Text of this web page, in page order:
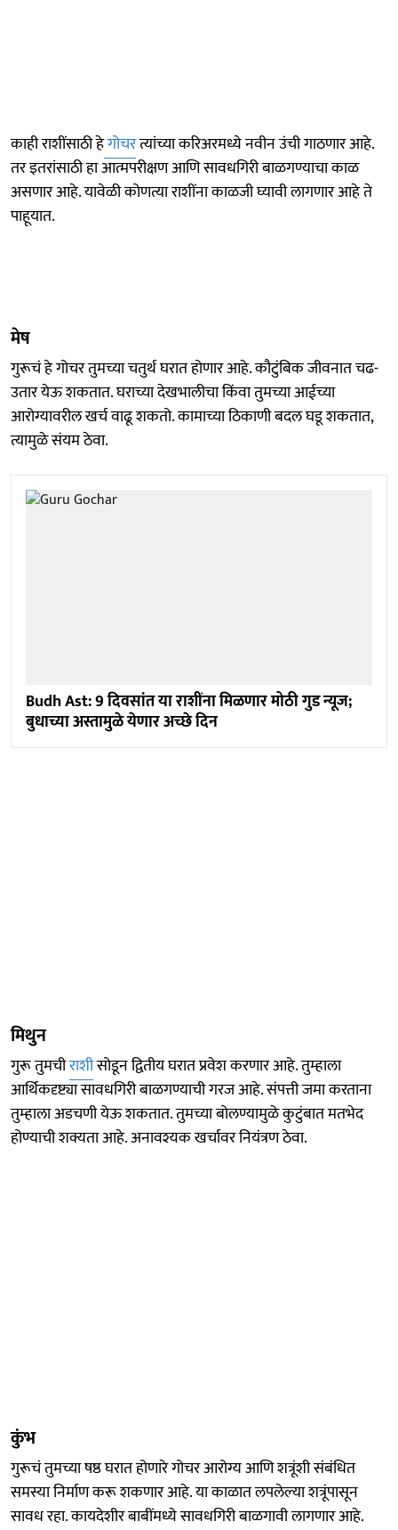
काही राशींसाठी हेगोचरत्यांच्या करिअरमध्ये नवीन उंची गाठणार आहे.
तर इतरांसाठी हा आत्मपरीक्षण आणि सावधगिरी बाळगण्याचा काळ
असणार आहे. यावेळी कोणत्या राशींना काळजी घ्यावी लागणार आहे ते
पाहूयात.
मेष
गुरूचं हे गोचर तुमच्या चतुर्थ घरात होणार आहे. कौटुंबिक जीवनात चढ-
उतार येऊ शकतात. घराच्या देखभालीचा किंवा तुमच्या आईच्या
आरोग्यावरील खर्च वाढू शकतो. कामाच्या ठिकाणी बदल घडू शकतात,
त्यामुळे संयम ठेवा.
Budh Ast: 9 दिवसांत या राशींना मिळणार मोठी गुड न्यूज;
बुधाच्या अस्तामुळे येणार अच्छे दिन
मिथुन
गुरू तुमचीराशीसोडून द्वितीय घरात प्रवेश करणार आहे. तुम्हाला
आर्थिकदृष्ट्या सावधगिरी बाळगण्याची गरज आहे. संपत्ती जमा करताना
तुम्हाला अडचणी येऊ शकतात. तुमच्या बोलण्यामुळे कुटुंबात मतभेद
होण्याची शक्यता आहे. अनावश्यक खर्चावर नियंत्रण ठेवा.
कुंभ
गुरूचं तुमच्या षष्ठ घरात होणारे गोचर आरोग्य आणि शत्रूंशी संबंधित
समस्या निर्माण करू शकणार आहे. या काळात लपलेल्या शत्रूंपासून
सावध रहा. कायदेशीर बाबींमध्ये सावधगिरी बाळगावी लागणार आहे.